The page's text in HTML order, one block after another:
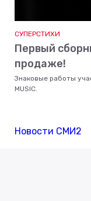
СУПЕРСТИХИ
Первый
продаже!
Знаковые работы
MUSIC.
Новости СМИ2